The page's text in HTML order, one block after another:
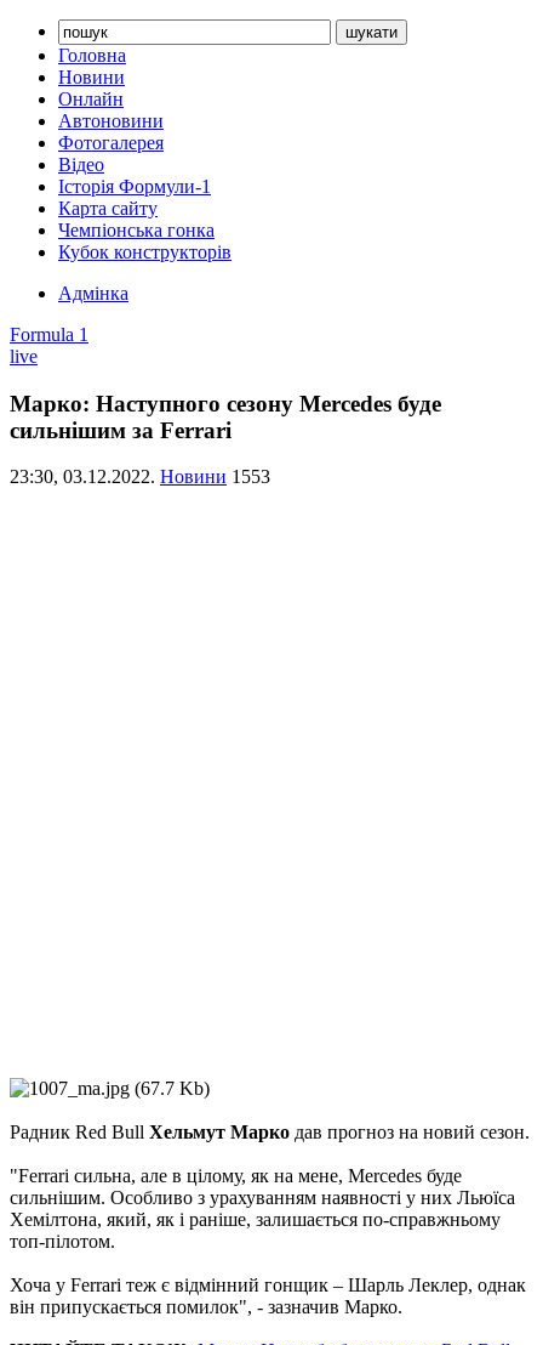
Головна
Новини
Онлайн
Автоновини
Фотогалерея
Відео
Історія Формули-1
Карта сайту
Чемпіонська гонка
Кубок конструкторів
Адмінка
Formula 1
live
Марко: Наступного сезону Mercedes буде
сильнішим за Ferrari
23:30, 03.12.2022. Новини 1553
Радник Red Bull Хельмут Марко дав прогноз на новий сезон.
"Ferrari сильна, але в цілому, як на мене, Mercedes буде
сильнішим. Особливо з урахуванням наявності у них Льюїса
Хемілтона, який, як і раніше, залишається по-справжньому
топ-пілотом.
Хоча у Ferrari теж є відмінний гонщик – Шарль Леклер, однак
він припускається помилок", - зазначив Марко.